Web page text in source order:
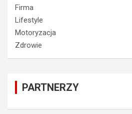
Firma
Lifestyle
Motoryzacja
Zdrowie
PARTNERZY